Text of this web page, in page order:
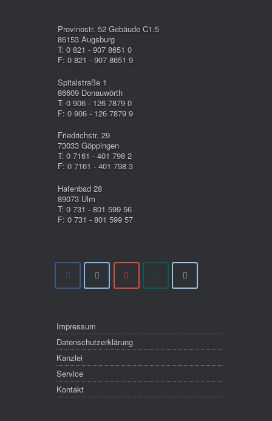
Provinostr. 52 Gebäude C1.5
86153 Augsburg
T: 0 821 - 907 8651 0
F: 0 821 - 907 8651 9
Spitalstraße 1
86609 Donauwörth
T: 0 906 - 126 7879 0
F: 0 906 - 126 7879 9
Friedrichstr. 29
73033 Göppingen
T: 0 7161 - 401 798 2
F: 0 7161 - 401 798 3
Hafenbad 28
89073 Ulm
T: 0 731 - 801 599 56
F: 0 731 - 801 599 57
Impressum
Datenschutzerklärung
Kanzlei
Service
Kontakt